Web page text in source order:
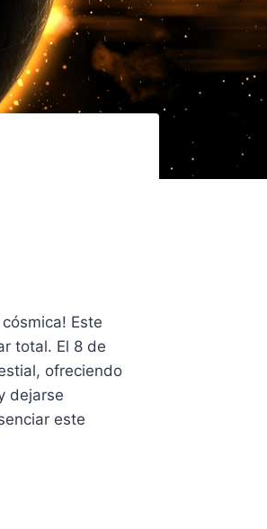
Este
total. El 8 de
ofreciendo
dejarse
este